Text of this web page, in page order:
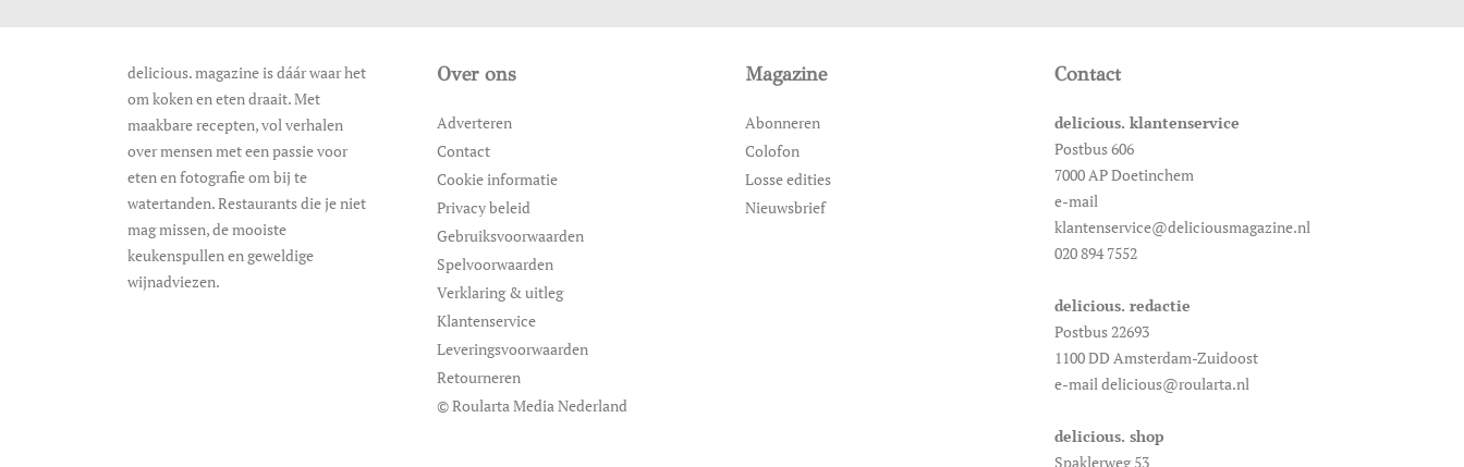
delicious. magazine is dáár waar het
om koken en eten draait. Met
maakbare recepten, vol verhalen
over mensen met een passie voor
eten en fotografie om bij te
watertanden. Restaurants die je niet
mag missen, de mooiste
keukenspullen en geweldige
wijnadviezen.
Over ons
Adverteren
Contact
Cookie informatie
Privacy beleid
Gebruiksvoorwaarden
Spelvoorwaarden
Verklaring & uitleg
Klantenservice
Leveringsvoorwaarden
Retourneren
© Roularta Media Nederland
Magazine
Abonneren
Colofon
Losse edities
Nieuwsbrief
Contact
delicious. klantenservice
Postbus 606
7000 AP Doetinchem
e-mail
klantenservice@deliciousmagazine.nl
020 894 7552
delicious. redactie
Postbus 22693
1100 DD Amsterdam-Zuidoost
e-mail delicious@roularta.nl
delicious. shop
Spaklerweg 53